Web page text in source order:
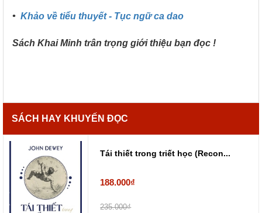
• Khảo về tiểu thuyết - Tục ngữ ca dao
Sách Khai Minh trân trọng giới thiệu bạn đọc !
SÁCH HAY KHUYẾN ĐỌC
Tái thiết trong triết học (Recon...
188.000₫
235.000₫